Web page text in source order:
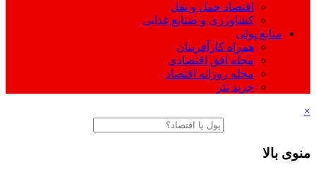
اقتصاد حمل و نقل
کشاورزی و صنایع غذایی
منابع پولی
همراه کارآفرینان
مجله افق اقتصادی
مجله روزانه اقتصاد
خرید تتر
×
منوی بالا